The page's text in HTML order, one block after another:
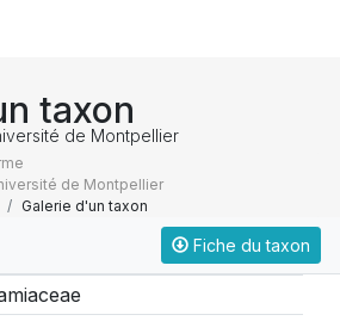
taxon
de Montpellier
de Montpellier
Galerie d'un taxon
Fiche du taxon